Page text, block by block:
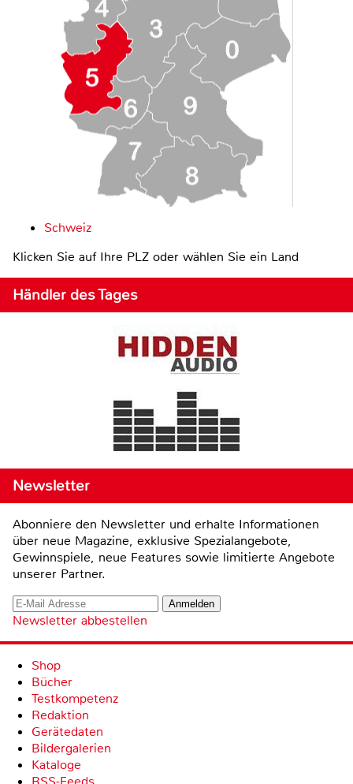
Schweiz
Klicken Sie auf Ihre PLZ oder wählen Sie ein Land
Händler des Tages
Newsletter
Abonniere den Newsletter und erhalte Informationen
über neue Magazine, exklusive Spezialangebote,
Gewinnspiele, neue Features sowie limitierte Angebote
unserer Partner.
Newsletter abbestellen
Shop
Bücher
Testkompetenz
Redaktion
Gerätedaten
Bildergalerien
Kataloge